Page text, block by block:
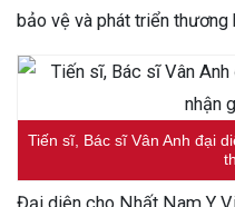
bảo vệ và phát triển thương
Tiến sĩ, Bác sĩ Vân Anh đại